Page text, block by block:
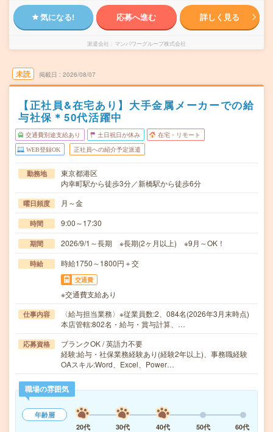
気になる! 応募へ進む 詳しく見る
派遣会社 マンパワーグループ株式会社
未読 掲載日 2026/08/07
【正社員&在宅あり】大手金属メーカーでの給
与社保＊50代活躍中
交通費別途支給あり 土日祝日が休み 在宅・リモート
WEB登録OK 正社員への紹介予定派遣
勤務地
東京都港区
内幸町駅から徒歩3分／新橋駅から徒歩6分
曜日頻度 月～金
時間 9:00～17:30
期間 2026/9/1～長期 ※長期(2ヶ月以上) ※9月～OK！
時給 時給1750～1800円＋交
交通費
※交通費支給あり
仕事内容
〈給与担当業務〉※従業員数:2、084名(2026年3月末時点)
本店管轄:802名・給与・賞与計算、…
応募資格
ブランクOK / 英語力不要
経験:給与・社保業務経験あり(経験2年以上)、事務職経験
OAスキル:Word、Excel、Power…
職場の雰囲気
年齢層
20代
30代 40代 50代 60代